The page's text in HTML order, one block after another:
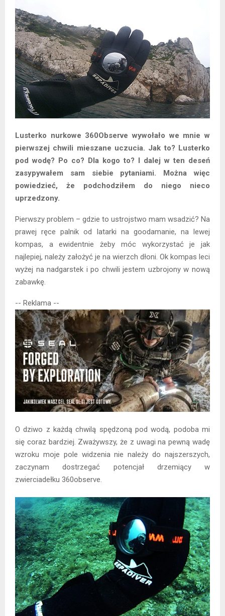
Lusterko nurkowe 360Observe wywołało we mnie w
pierwszej chwili mieszane uczucia. Jak to? Lusterko
pod wodę? Po co? Dla kogo to? I dalej w ten deseń
zasypywałem sam siebie pytaniami. Można więc
powiedzieć, że podchodziłem do niego nieco
uprzedzony.
Pierwszy problem – gdzie to ustrojstwo mam wsadzić? Na
prawej ręce palnik od latarki na goodamanie, na lewej
kompas, a ewidentnie żeby móc wykorzystać je jak
najlepiej, należy założyć je na wierzch dłoni. Ok kompas leci
wyżej na nadgarstek i po chwili jestem uzbrojony w nową
zabawkę.
-- Reklama --
O dziwo z każdą chwilą spędzoną pod wodą, podoba mi
się coraz bardziej. Zważywszy, że z uwagi na pewną wadę
wzroku moje pole widzenia nie należy do najszerszych,
zaczynam dostrzegać potencjał drzemiący w
zwierciadełku 360observe.